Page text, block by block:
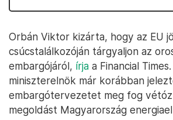
Orbán Viktor kizárta, hogy az EU
csúcstalálkozóján tárgyaljon az
embargójáról, írja a Financial
miniszterelnök már korábban
embargótervezetet meg fog
megoldást Magyarország